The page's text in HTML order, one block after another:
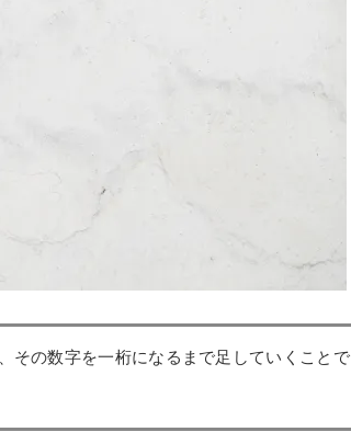
その数字を一桁になるまで足していくことで